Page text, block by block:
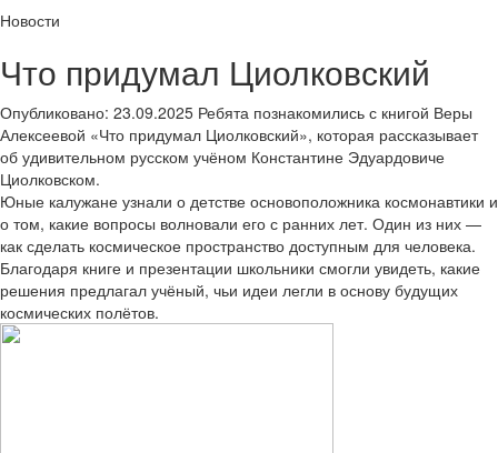
Новости
Что придумал Циолковский
Опубликовано: 23.09.2025 Ребята познакомились с книгой Веры
Алексеевой «Что придумал Циолковский», которая рассказывает
об удивительном русском учёном Константине Эдуардовиче
Циолковском.
Юные калужане узнали о детстве основоположника космонавтики и
о том, какие вопросы волновали его с ранних лет. Один из них —
как сделать космическое пространство доступным для человека.
Благодаря книге и презентации школьники смогли увидеть, какие
решения предлагал учёный, чьи идеи легли в основу будущих
космических полётов.